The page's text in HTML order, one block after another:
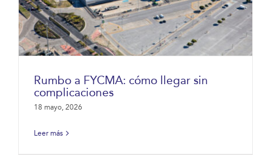
Rumbo a FYCMA: cómo llegar sin
complicaciones
18 mayo, 2026
Leer más